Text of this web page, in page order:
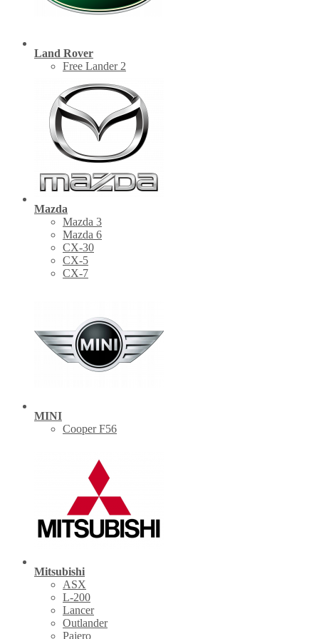
Land Rover
Free Lander 2
Mazda
Mazda 3
Mazda 6
CX-30
СХ-5
CX-7
MINI
Cooper F56
Mitsubishi
ASX
L-200
Lancer
Outlander
Pajero